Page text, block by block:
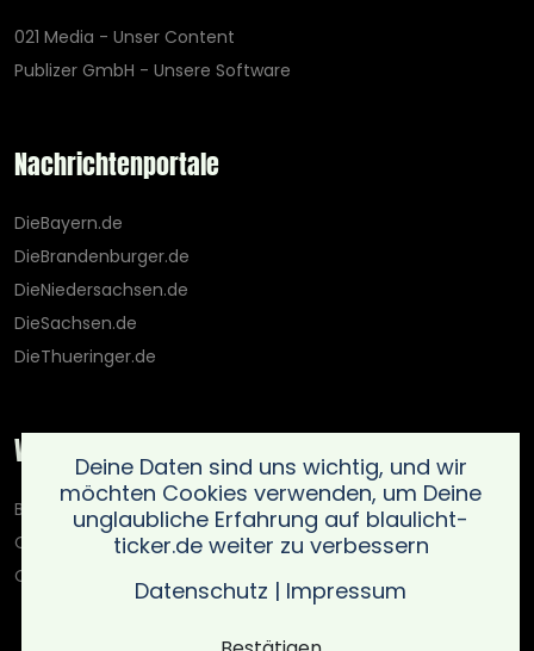
021 Media - Unser Content
Publizer GmbH - Unsere Software
Nachrichtenportale
DieBayern.de
DieBrandenburger.de
DieNiedersachsen.de
DieSachsen.de
DieThueringer.de
Weitere Portale
Blaulicht-Ticker.de
Oberlausitz.holiday
OnlinedatingKompass.de
Deine Daten sind uns wichtig, und wir
möchten Cookies verwenden, um Deine
unglaubliche Erfahrung auf blaulicht-
ticker.de weiter zu verbessern
Datenschutz | Impressum